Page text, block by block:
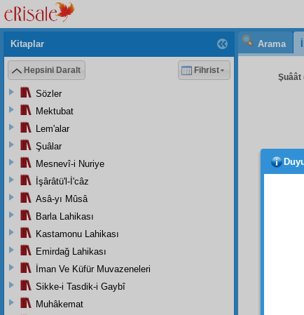
Arama
Şuâât
Kitaplar
Hepsini Daralt Fihrist
Sözler
Mektubat
Lem'alar
Şuâlar
Mesnevî-i Nuriye
İşârâtü'l-İ'câz
Asâ-yı Mûsâ
Barla Lahikası
Kastamonu Lahikası
Emirdağ Lahikası
İman Ve Küfür Muvazeneleri
Sikke-i Tasdik-i Gaybî
Muhâkemat